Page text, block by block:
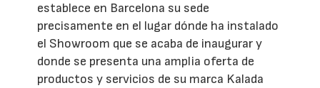
establece en Barcelona su sede
precisamente en el lugar dónde ha instalado
el Showroom que se acaba de inaugurar y
donde se presenta una amplia oferta de
productos y servicios de su marca Kalada